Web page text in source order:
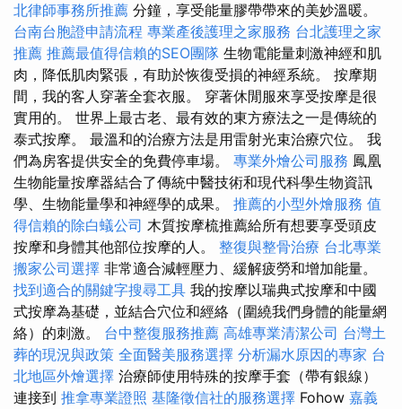
北律師事務所推薦 分鐘，享受能量膠帶帶來的美妙溫暖。
台南台胞證申請流程 專業產後護理之家服務 台北護理之家
推薦 推薦最值得信賴的SEO團隊 生物電能量刺激神經和肌
肉，降低肌肉緊張，有助於恢復受損的神經系統。 按摩期
間，我的客人穿著全套衣服。 穿著休閒服來享受按摩是很
實用的。 世界上最古老、最有效的東方療法之一是傳統的
泰式按摩。 最溫和的治療方法是用雷射光束治療穴位。 我
們為房客提供安全的免費停車場。 專業外燴公司服務 鳳凰
生物能量按摩器結合了傳統中醫技術和現代科學生物資訊
學、生物能量學和神經學的成果。 推薦的小型外燴服務 值
得信賴的除白蟻公司 木質按摩梳推薦給所有想要享受頭皮
按摩和身體其他部位按摩的人。 整復與整骨治療 台北專業
搬家公司選擇 非常適合減輕壓力、緩解疲勞和增加能量。
找到適合的關鍵字搜尋工具 我的按摩以瑞典式按摩和中國
式按摩為基礎，並結合穴位和經絡（圍繞我們身體的能量網
絡）的刺激。 台中整復服務推薦 高雄專業清潔公司 台灣土
葬的現況與政策 全面醫美服務選擇 分析漏水原因的專家 台
北地區外燴選擇 治療師使用特殊的按摩手套（帶有銀線）
連接到 推拿專業證照 基隆徵信社的服務選擇 Fohow 嘉義